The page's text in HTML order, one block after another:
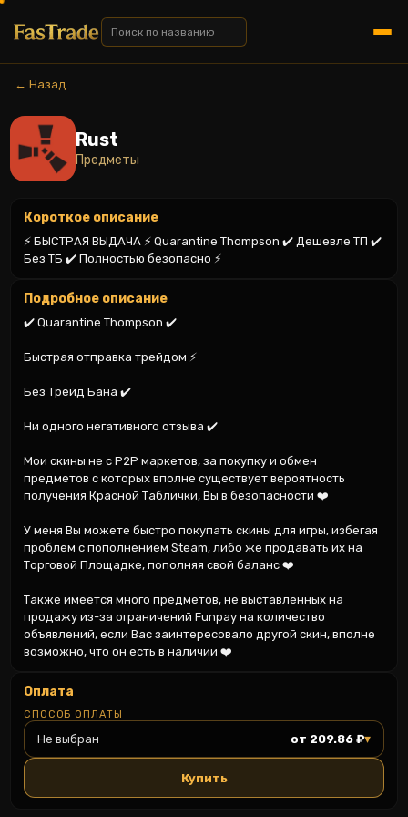
← Назад
Rust
Предметы
Короткое описание
⚡️ БЫСТРАЯ ВЫДАЧА ⚡️ Quarantine Thompson ✔️ Дешевле ТП ✔️
Без ТБ ✔️ Полностью безопасно ⚡️
Подробное описание
✔️ Quarantine Thompson ✔️
Быстрая отправка трейдом ⚡️
Без Трейд Бана ✔️
Ни одного негативного отзыва ✔️
Мои скины не с P2P маркетов, за покупку и обмен
предметов с которых вполне существует вероятность
получения Красной Таблички, Вы в безопасности ❤️
У меня Вы можете быстро покупать скины для игры, избегая
проблем с пополнением Steam, либо же продавать их на
Торговой Площадке, пополняя свой баланс ❤️
Также имеется много предметов, не выставленных на
продажу из-за ограничений Funpay на количество
объявлений, если Вас заинтересовало другой скин, вполне
возможно, что он есть в наличии ❤️
Оплата
СПОСОБ ОПЛАТЫ
Не выбран от 209.86 ₽▾
Купить